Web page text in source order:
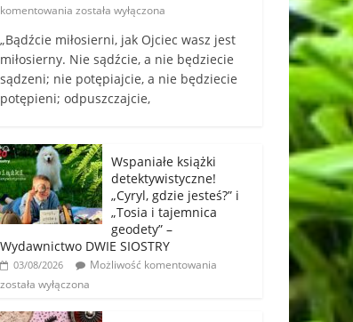
komentowania została wyłączona
„Bądźcie miłosierni, jak Ojciec wasz jest
miłosierny. Nie sądźcie, a nie będziecie
sądzeni; nie potępiajcie, a nie będziecie
potępieni; odpuszczajcie,
Wspaniałe książki
detektywistyczne!
„Cyryl, gdzie jesteś?” i
„Tosia i tajemnica
geodety” –
Wydawnictwo DWIE SIOSTRY
03/08/2026
Możliwość komentowania
została wyłączona